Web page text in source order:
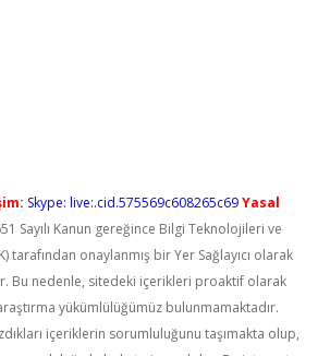
Skype: live:.cid.575569c608265c69Yasal
Sayılı Kanun gereğince Bilgi Teknolojileri ve
tarafından onaylanmış bir Yer Sağlayıcı olarak
Bu nedenle, sitedeki içerikleri proaktif olarak
yükümlülüğümüz bulunmamaktadır.
içeriklerin sorumluluğunu taşımakta olup,